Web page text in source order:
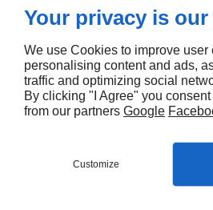
GEL DE CONTACT
Your privacy is
We use Cookies to improve user
personalising content and ads,
traffic and optimizing social
By clicking "I Agree" you
from our partners Google
Customize